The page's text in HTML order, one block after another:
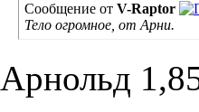
Сообщение от V-Raptor
Тело огромное, от Арни.
Арнольд